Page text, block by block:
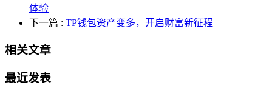
体验
下一篇 : TP钱包资产变多，开启财富新征程
相关文章
最近发表